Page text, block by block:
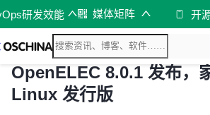
研发效能 媒体矩阵 开
OpenELEC 8.0.1 发布，
Linux 发行版